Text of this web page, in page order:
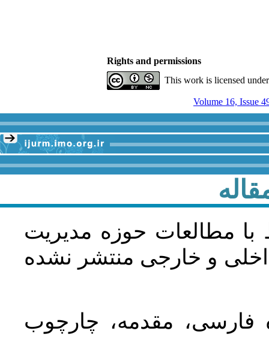
Rights and permissions
This work is licensed
Volume 16, Issue
با مطالعات حوزه مديريت
و خارجی منتشر نشده
فارسی، مقدمه، چارچوب